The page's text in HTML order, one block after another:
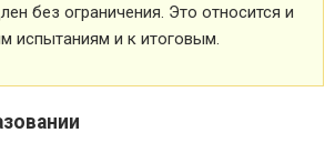
без ограничения. Это относится и
испытаниям и к итоговым.